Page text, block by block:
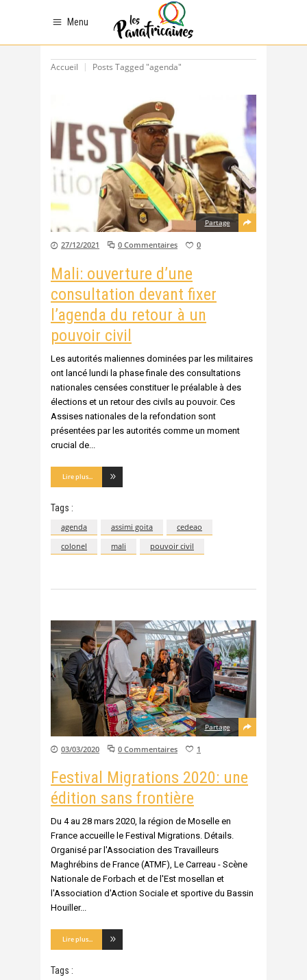
Menu
Accueil Posts Tagged "agenda"
Partage
27/12/2021 0 Commentaires 0
Mali: ouverture d’une
consultation devant fixer
l’agenda du retour à un
pouvoir civil
Les autorités maliennes dominées par les militaires
ont lancé lundi la phase finale des consultations
nationales censées constituer le préalable à des
élections et un retour des civils au pouvoir. Ces
Assises nationales de la refondation sont
présentées par les autorités comme un moment
crucial de
Lire plus...
Tags :
agenda assimi goita
cedeao
colonel
mali pouvoir civil
Partage
03/03/2020 0 Commentaires 1
Festival Migrations 2020: une
édition sans frontière
Du 4 au 28 mars 2020, la région de Moselle en
France accueille le Festival Migrations. Détails.
Organisé par l'Association des Travailleurs
Maghrébins de France (ATMF), Le Carreau - Scène
Nationale de Forbach et de l'Est mosellan et
l'Association d'Action Sociale et sportive du Bassin
Houiller
Lire plus...
Tags :